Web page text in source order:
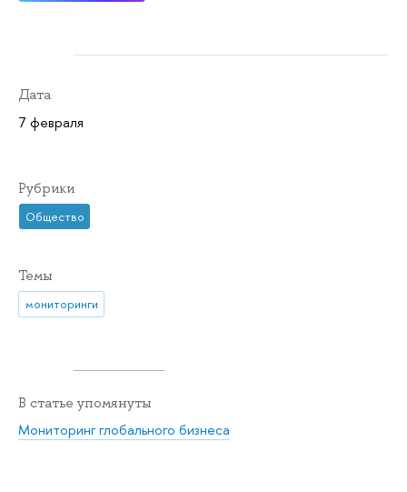
Дата
7 февраля
Рубрики
Общество
Темы
мониторинги
В статье упомянуты
Мониторинг глобального бизнеса